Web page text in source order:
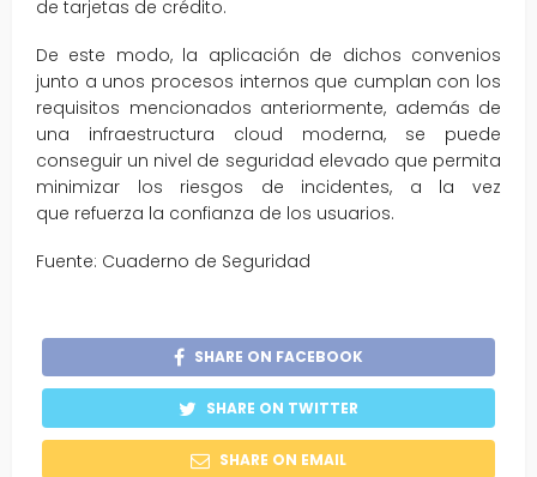
de tarjetas de crédito.
De este modo, la aplicación de dichos convenios
junto a unos procesos internos que cumplan con los
requisitos mencionados anteriormente, además de
una infraestructura cloud moderna, se puede
conseguir un nivel de seguridad elevado que permita
minimizar los riesgos de incidentes, a la vez
que refuerza la confianza de los usuarios.
Fuente: Cuaderno de Seguridad
SHARE ON FACEBOOK
SHARE ON TWITTER
SHARE ON EMAIL